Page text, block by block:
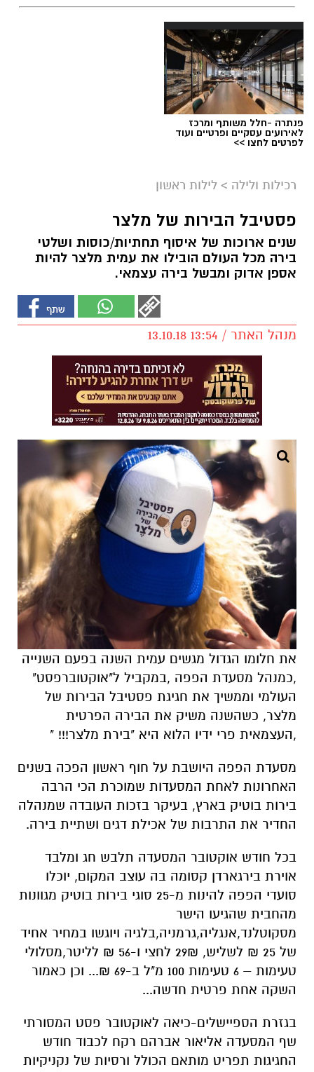
פנתרה -חלל משותף ומרכז
לאירועים עסקיים ופרטיים ועוד
לפרטים לחצו >>
רכילות ולילה > לילות ראשון
פסטיבל הבירות של מלצר
שנים ארוכות של איסוף תחתיות/כוסות ושלטי
בירה מכל העולם הובילו את עמית מלצר להיות
אספן אדוק ומבשל בירה עצמאי.
מנהל האתר / 13:54 13.10.18
את חלומו הגדול מגשים עמית השנה בפעם השנייה
,כמנהל מסעדת הפפה ,במקביל ל"אוקטוברפסט"
העולמי וממשיך את חגיגת פסטיבל הבירות של
מלצר, כשהשנה משיק את הבירה הפרטית
,העצמאית פרי ידיו הלוא היא "בירת מלצר!!! "
מסעדת הפפה היושבת על חוף ראשון הפכה בשנים
האחרונות לאחת המסעדות שמוכרת הכי הרבה
בירות בוטיק בארץ, בעיקר בזכות העובדה שמנהלה
החדיר את התרבות של אכילת דגים ושתיית בירה.
בכל חודש אוקטובר המסעדה תלבש חג ומלבד
אוירת בירגארדן קסומה בה עוצב המקום, יוכלו
סועדי הפפה להינות מ-25 סוגי בירות בוטיק מגוונות
מהחבית שהגיעו הישר
מסקוטלנד,אנגליה,גרמניה,בלגיה ויוגשו במחיר אחיד
של 25 ₪ לשליש, 29₪ לחצי ו-56 ₪ לליטר,מסלולי
טעימות – 6 טעימות 100 מ"ל ב-69 ₪... וכן כאמור
השקה אחת פרטית חדשה...
בגזרת הספיישלים-כיאה לאוקטובר פסט המסורתי
שף המסעדה אליאור אברהם רקח לכבוד חודש
החגיגות תפריט מותאם הכולל ורסיות של נקניקיות